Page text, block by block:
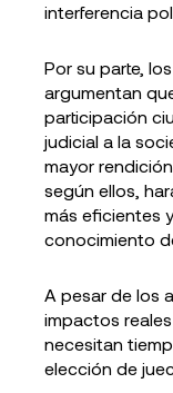
interferencia
Por su parte,
argumentan
participación
judicial a la
mayor
según ellos,
más eficientes
conocimiento
A pesar de los
impactos
necesitan
elección de